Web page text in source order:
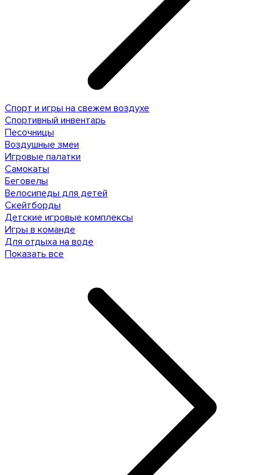
Спорт и игры на свежем воздухе
Спортивный инвентарь
Песочницы
Воздушные змеи
Игровые палатки
Самокаты
Беговелы
Велосипеды для детей
Скейтборды
Детские игровые комплексы
Игры в команде
Для отдыха на воде
Показать все